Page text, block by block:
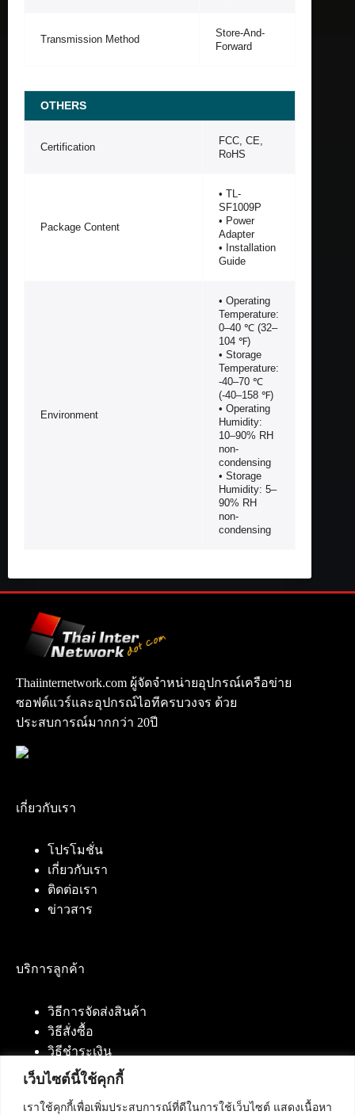
เว็บไซต์นี้ใช้คุกกี้
เราใช้คุกกี้เพื่อเพิ่มประสบการณ์ที่ดีในการใช้เว็บไซต์ แสดงเนื้อหา
Transmission Method
Store-And-
Forward
OTHERS
Certification
FCC, CE,
RoHS
Package Content
• TL-
SF1009P
• Power
Adapter
• Installation
Guide
Environment
• Operating
Temperature:
0–40 ℃ (32–
104 ℉)
• Storage
Temperature:
-40–70 ℃
(-40–158 ℉)
• Operating
Humidity:
10–90% RH
non-
condensing
• Storage
Humidity: 5–
90% RH
non-
condensing
Thaiinternetwork.com ผู้จัดจำหน่ายอุปกรณ์เครือข่าย
ซอฟต์แวร์และอุปกรณ์ไอทีครบวงจร ด้วย
ประสบการณ์มากกว่า 20ปี
เกี่ยวกับเรา
โปรโมชั่น
เกี่ยวกับเรา
ติดต่อเรา
ข่าวสาร
บริการลูกค้า
วิธีการจัดส่งสินค้า
วิธีสั่งซื้อ
วิธีชำระเงิน
ติดต่อเรา